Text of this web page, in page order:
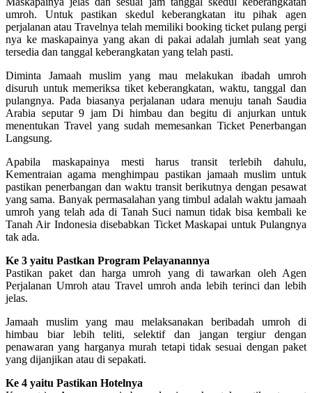
umroh. Untuk pastikan skedul keberangkatan itu pihak agen
perjalanan atau Travelnya telah memiliki booking ticket pulang pergi
nya ke maskapainya yang akan di pakai adalah jumlah seat yang
tersedia dan tanggal keberangkatan yang telah pasti.
Diminta Jamaah muslim yang mau melakukan ibadah umroh
disuruh untuk memeriksa tiket keberangkatan, waktu, tanggal dan
pulangnya. Pada biasanya perjalanan udara menuju tanah Saudia
Arabia seputar 9 jam Di himbau dan begitu di anjurkan untuk
menentukan Travel yang sudah memesankan Ticket Penerbangan
Langsung.
Apabila maskapainya mesti harus transit terlebih dahulu,
Kementraian agama menghimpau pastikan jamaah muslim untuk
pastikan penerbangan dan waktu transit berikutnya dengan pesawat
yang sama. Banyak permasalahan yang timbul adalah waktu jamaah
umroh yang telah ada di Tanah Suci namun tidak bisa kembali ke
Tanah Air Indonesia disebabkan Ticket Maskapai untuk Pulangnya
tak ada.
Ke 3 yaitu Pastkan Program Pelayanannya
Pastikan paket dan harga umroh yang di tawarkan oleh Agen
Perjalanan Umroh atau Travel umroh anda lebih terinci dan lebih
jelas.
Jamaah muslim yang mau melaksanakan beribadah umroh di
himbau biar lebih teliti, selektif dan jangan tergiur dengan
penawaran yang harganya murah tetapi tidak sesuai dengan paket
yang dijanjikan atau di sepakati.
Ke 4 yaitu Pastikan Hotelnya